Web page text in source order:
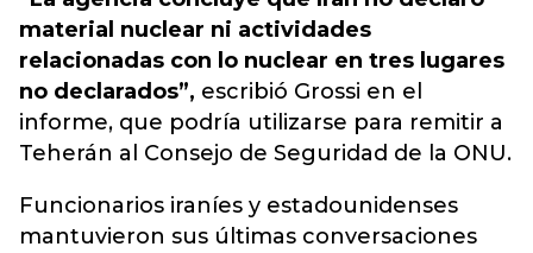
material nuclear ni actividades
relacionadas con lo nuclear en tres lugares
no declarados”, escribió Grossi en el
informe, que podría utilizarse para remitir a
Teherán al Consejo de Seguridad de la ONU.
Funcionarios iraníes y estadounidenses
mantuvieron sus últimas conversaciones